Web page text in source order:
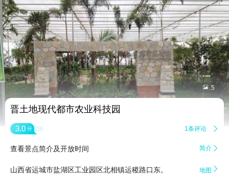
 5
晋土地现代都市农业科技园
3.0 分 1条评论 
查看景点简介及开放时间 简介 
山西省运城市盐湖区工业园区北相镇运稷路口东。 地图 
